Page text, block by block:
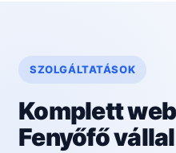
SZOLGÁLTATÁSOK
Komplett
Fenyőfő